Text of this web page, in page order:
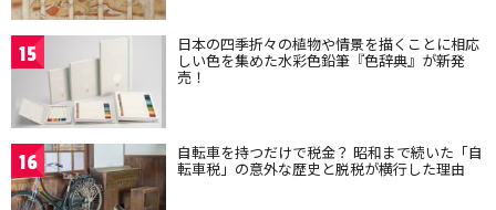
15 日本の四季折々の植物や情景を描くことに相応
しい色を集めた水彩色鉛筆『色辞典』が新発
売！
16 自転車を持つだけで税金？ 昭和まで続いた「自
転車税」の意外な歴史と脱税が横行した理由